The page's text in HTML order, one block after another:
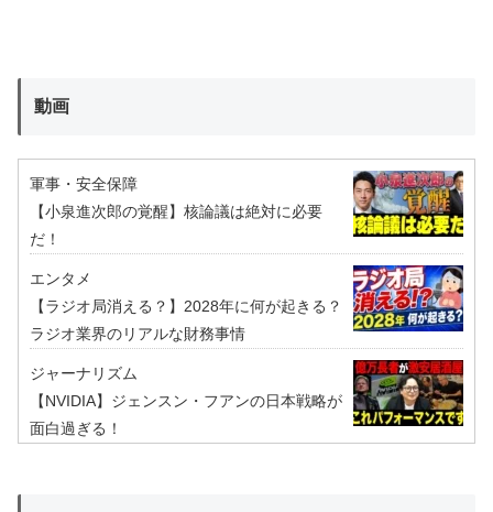
動画
軍事・安全保障
【小泉進次郎の覚醒】核論議は絶対に必要
だ！
エンタメ
【ラジオ局消える？】2028年に何が起きる？
ラジオ業界のリアルな財務事情
ジャーナリズム
【NVIDIA】ジェンスン・フアンの日本戦略が
面白過ぎる！